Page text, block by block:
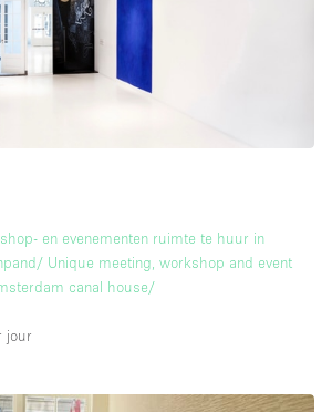
en evenementen ruimte te huur in
Unique meeting, workshop and event
canal house/
jour